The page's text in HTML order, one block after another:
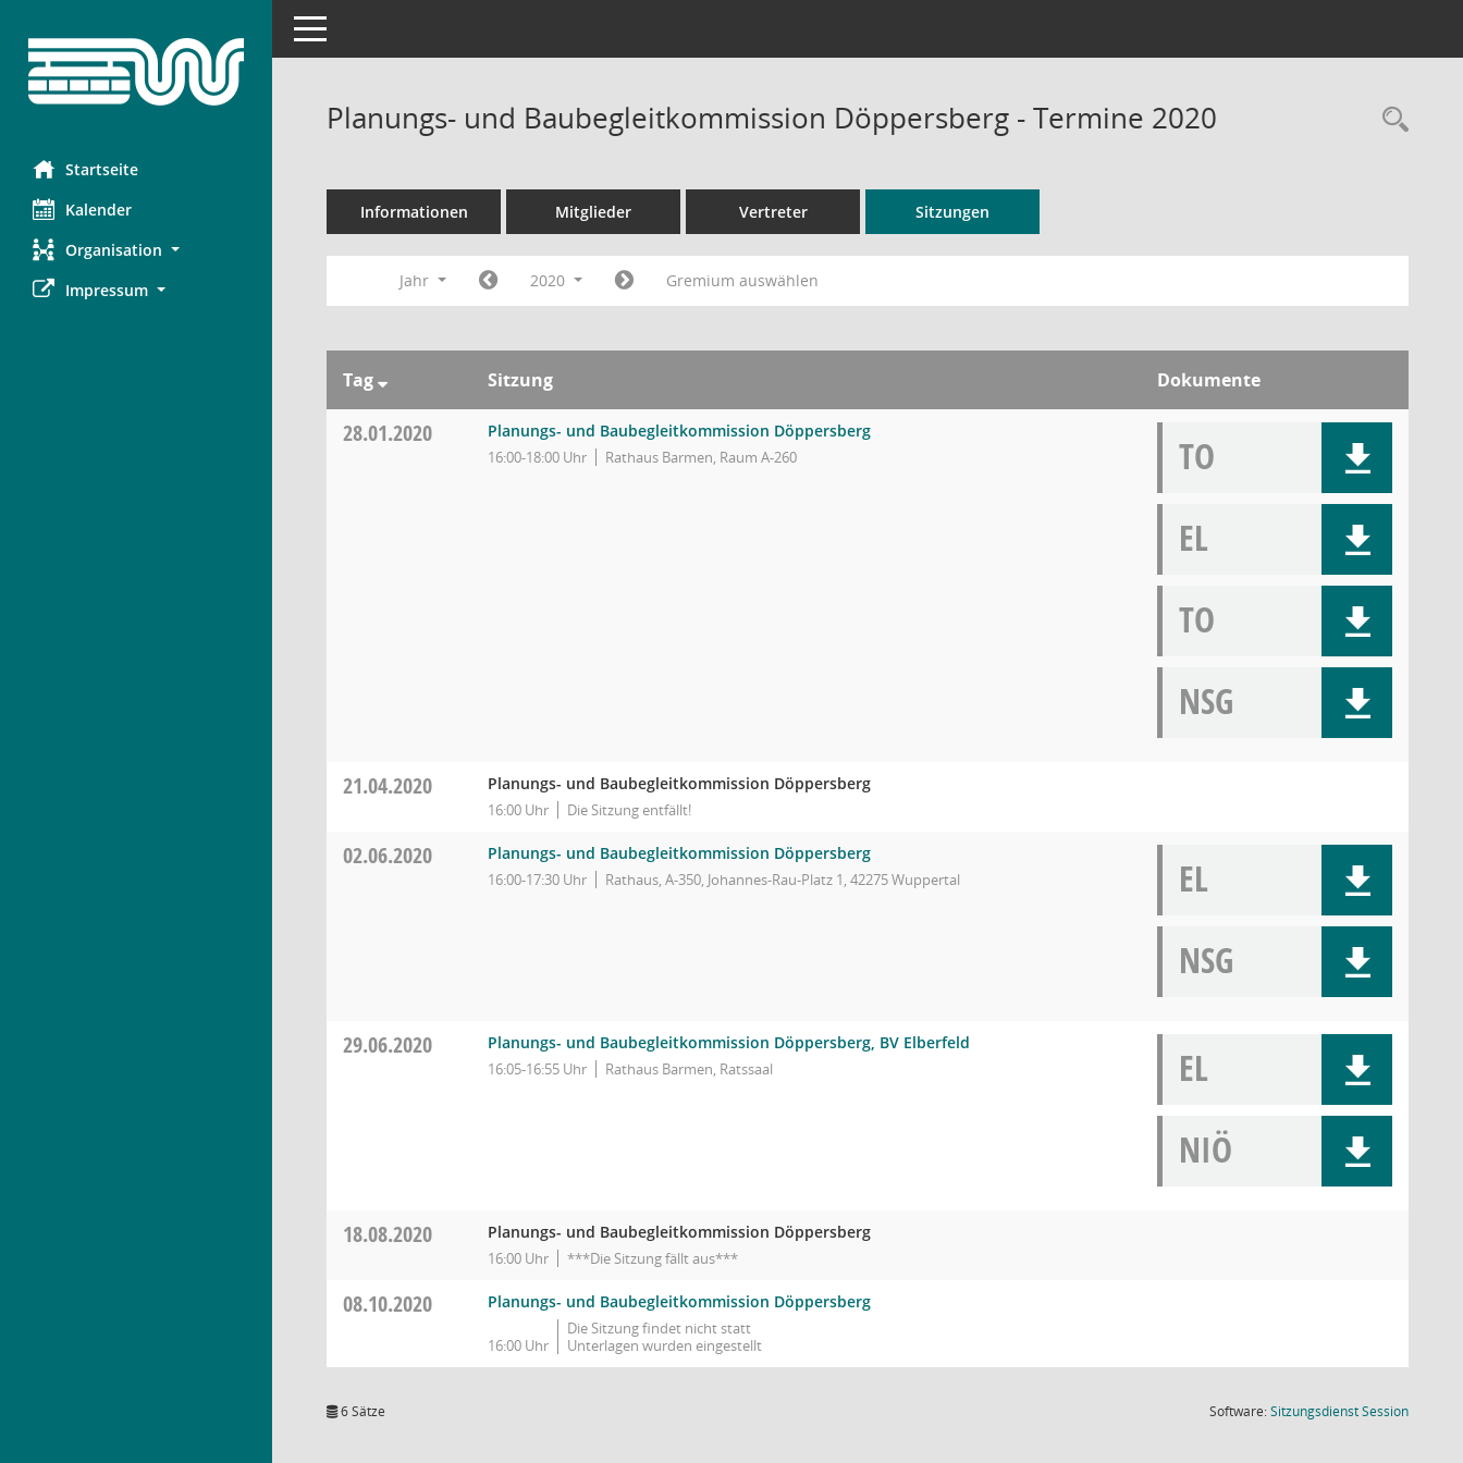
Startseite
Kalender
Organisation
Impressum
Toggle navigation
Planungs- und Baubegleitkommission Döppersberg - Termine 2020
Informationen Mitglieder Vertreter Sitzungen
Jahr 2020 Gremium auswählen
Tag Sitzung Dokumente
28.01.2020 Planungs- und Baubegleitkommission Döppersberg
16:00-18:00 Uhr Rathaus Barmen, Raum A-260
TO
EL
TO
NSG
21.04.2020 Planungs- und Baubegleitkommission Döppersberg
16:00 Uhr Die Sitzung entfällt!
02.06.2020 Planungs- und Baubegleitkommission Döppersberg
16:00-17:30 Uhr Rathaus, A-350, Johannes-Rau-Platz 1, 42275 Wuppertal
EL
NSG
29.06.2020 Planungs- und Baubegleitkommission Döppersberg, BV Elberfeld
16:05-16:55 Uhr Rathaus Barmen, Ratssaal
EL
NIÖ
18.08.2020 Planungs- und Baubegleitkommission Döppersberg
16:00 Uhr ***Die Sitzung fällt aus***
08.10.2020 Planungs- und Baubegleitkommission Döppersberg
16:00 Uhr
Die Sitzung findet nicht statt
Unterlagen wurden eingestellt
6 Sätze Software:SitzungsdienstSession(Wird in